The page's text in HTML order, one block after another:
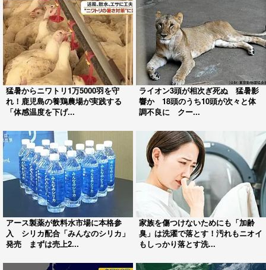
猛暑からニワトリ1万5000羽を守
れ！鹿児島の養鶏農場が実践する
「体感温度を下げ...
ライオン3頭が相次ぎ死ぬ 猛暑影
響か 18頭のうち10頭が次々と体
調不良に クー...
アース製薬が飲料水市場に本格参
入 シリカ配合「みんなのシリカ」
発売 まずは売上2...
家族を傷つけないためにも「加齢
臭」は洗濯で落とす！汚れもニオイ
もしっかり落とす洗...